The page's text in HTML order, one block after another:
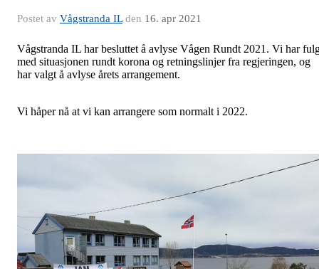
Postet av Vågstranda ILden 16. apr 2021
Vågstranda IL har besluttet å avlyse Vågen Rundt 2021. Vi har
med situasjonen rundt korona og retningslinjer fra regjeringen, og
har valgt å avlyse årets arrangement.
Vi håper nå at vi kan arrangere som normalt i 2022.